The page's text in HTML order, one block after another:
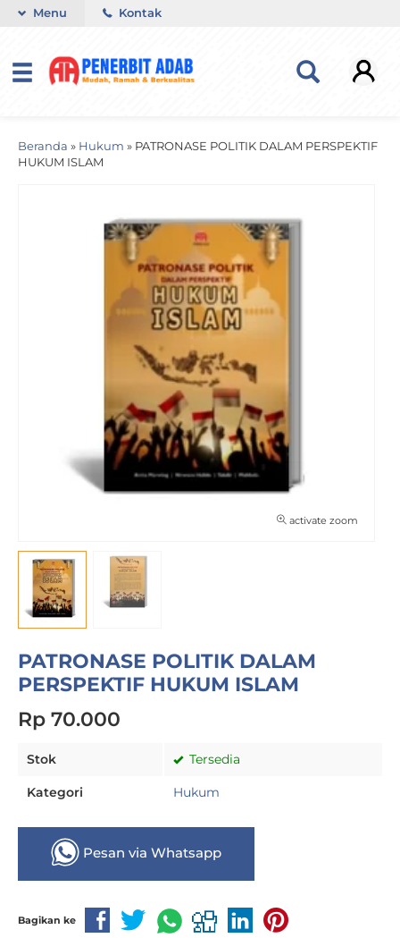
Menu Kontak
Beranda » Hukum » PATRONASE POLITIK DALAM PERSPEKTIF
HUKUM ISLAM
activate zoom
PATRONASE POLITIK DALAM
PERSPEKTIF HUKUM ISLAM
Rp 70.000
Stok Tersedia
Kategori Hukum
Pesan via Whatsapp
Bagikan ke